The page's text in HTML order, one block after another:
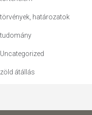
törvények, határozatok
tudomány
Uncategorized
zöld átállás